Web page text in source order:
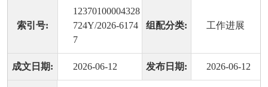
索引号:
12370100004328
724Y/2026-6174
7
组配分类: 工作进展
成文日期: 2026-06-12 发布日期: 2026-06-12